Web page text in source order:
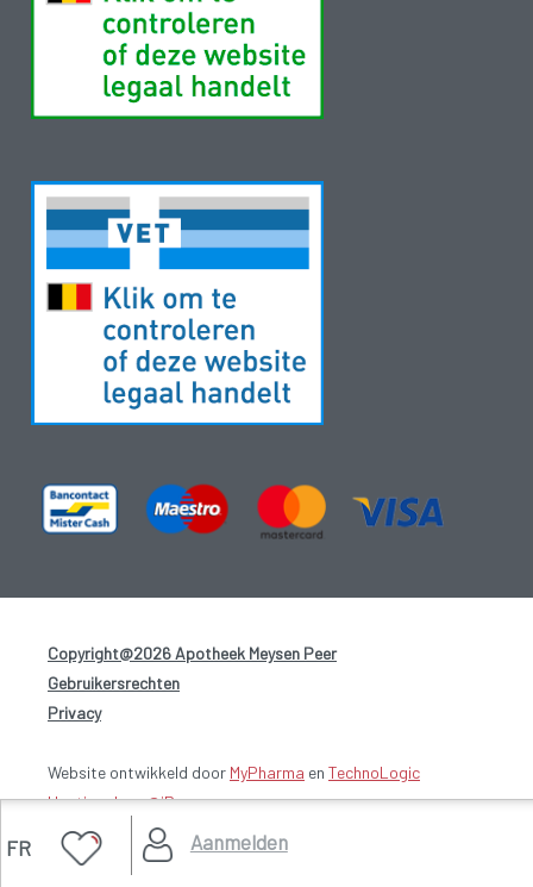
FR Aanmelden
Copyright@2026 Apotheek Meysen Peer
Gebruikersrechten
Privacy-
Website ontwikkeld door MyPharma en TechnoLogic
Hosting door @iPower